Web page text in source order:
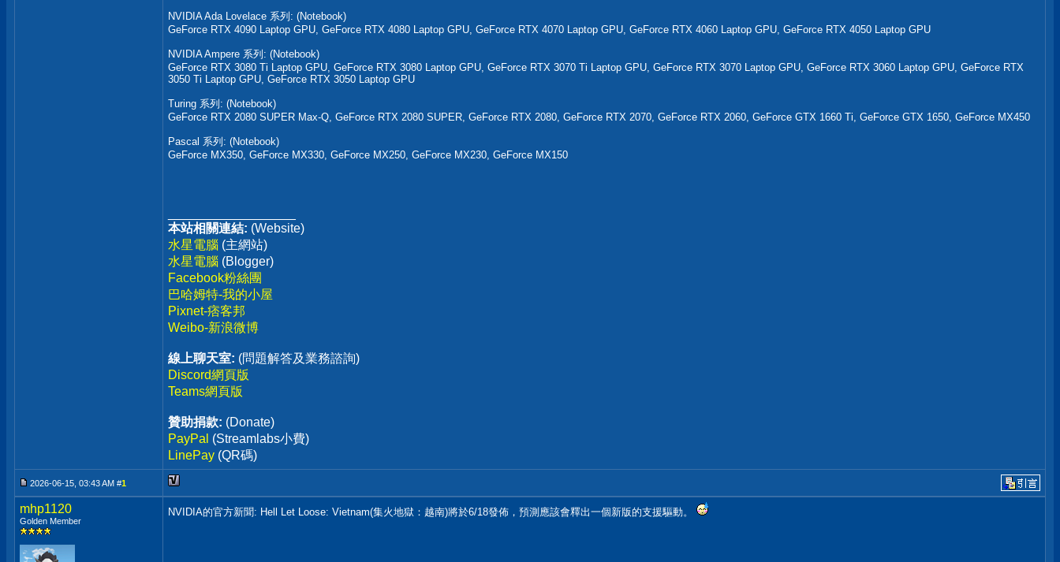
NVIDIA Ada Lovelace 系列: (Notebook)
GeForce RTX 4090 Laptop GPU, GeForce RTX 4080 Laptop GPU, GeForce RTX 4070 Laptop GPU, GeForce RTX 4060 Laptop GPU, GeForce RTX 4050 Laptop GPU
NVIDIA Ampere 系列: (Notebook)
GeForce RTX 3080 Ti Laptop GPU, GeForce RTX 3080 Laptop GPU, GeForce RTX 3070 Ti Laptop GPU, GeForce RTX 3070 Laptop GPU, GeForce RTX 3060 Laptop GPU, GeForce RTX
3050 Ti Laptop GPU, GeForce RTX 3050 Laptop GPU
Turing 系列: (Notebook)
GeForce RTX 2080 SUPER Max-Q, GeForce RTX 2080 SUPER, GeForce RTX 2080, GeForce RTX 2070, GeForce RTX 2060, GeForce GTX 1660 Ti, GeForce GTX 1650, GeForce MX450
Pascal 系列: (Notebook)
GeForce MX350, GeForce MX330, GeForce MX250, GeForce MX230, GeForce MX150
本站相關連結: (Website)
水星電腦 (主網站)
水星電腦 (Blogger)
Facebook粉絲團
巴哈姆特-我的小屋
Pixnet-痞客邦
Weibo-新浪微博
線上聊天室: (問題解答及業務諮詢)
Discord網頁版
Teams網頁版
贊助捐款: (Donate)
PayPal (Streamlabs小費)
LinePay (QR碼)
2026-06-15, 03:43 AM #1
mhp1120
Golden Member
NVIDIA的官方新聞: Hell Let Loose: Vietnam(集火地獄：越南)將於6/18發佈，預測應該會釋出一個新版的支援驅動。